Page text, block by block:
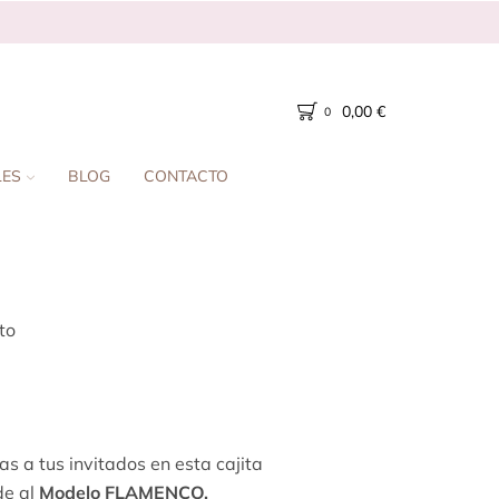
0 0,00 €
BLOG CONTACTO
a tus invitados en esta cajita
al Modelo FLAMENCO.